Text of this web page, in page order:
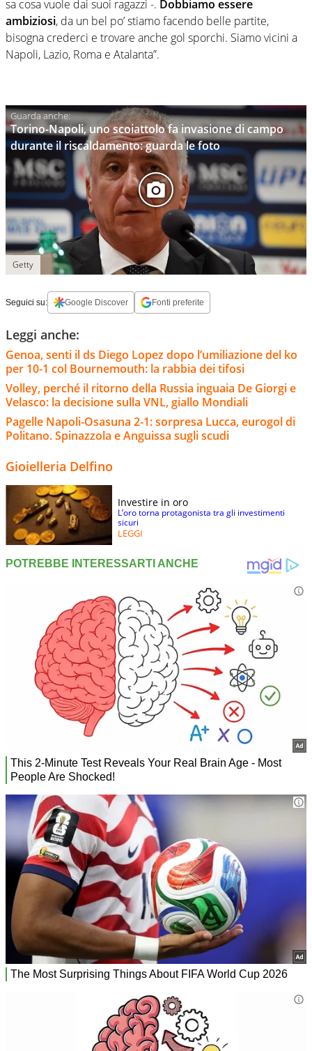
sa cosa vuole dai suoi ragazzi -. Dobbiamo essere
ambiziosi, da un bel po’ stiamo facendo belle partite,
bisogna crederci e trovare anche gol sporchi. Siamo vicini a
Napoli, Lazio, Roma e Atalanta”.
Torino-Napoli, uno scoiattolo fa invasione di campo
durante il riscaldamento: guarda le foto
Getty
Seguici su: Google Discover Fonti preferite
Leggi anche:
Genoa, senti il ds Diego Lopez dopo l’umiliazione del ko
per 10-1 col Bournemouth: la rabbia dei tifosi
Volley, perché il ritorno della Russia inguaia De Giorgi e
Velasco: la decisione sulla VNL, giallo Mondiali
Pagelle Napoli-Osasuna 2-1: sorpresa Lucca, eurogol di
Politano. Spinazzola e Anguissa sugli scudi
Gioielleria Delfino
Investire in oro
L’oro torna protagonista tra gli investimenti
sicuri
LEGGI